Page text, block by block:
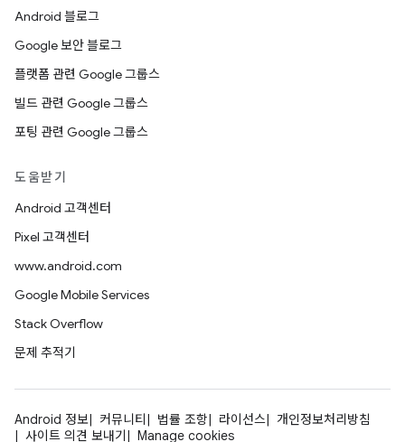
Android 블로그
Google 보안 블로그
플랫폼 관련 Google 그룹스
빌드 관련 Google 그룹스
포팅 관련 Google 그룹스
도움받기
Android 고객센터
Pixel 고객센터
www.android.com
Google Mobile Services
Stack Overflow
문제 추적기
Android 정보 커뮤니티 법률 조항 라이선스
개인정보처리방침
사이트 의견 보내기
Manage cookies